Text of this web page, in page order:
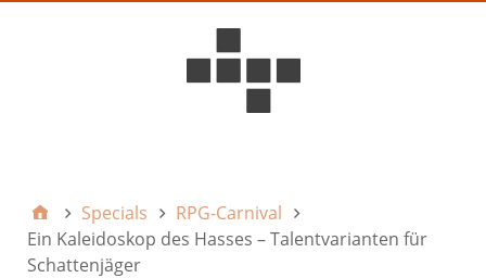
Specials
RPG-Carnival
Ein Kaleidoskop des Hasses – Talentvarianten für
Schattenjäger